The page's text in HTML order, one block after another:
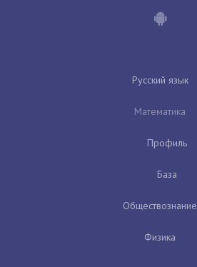
Русский язык
Математика
Профиль
База
Обществознание
Физика